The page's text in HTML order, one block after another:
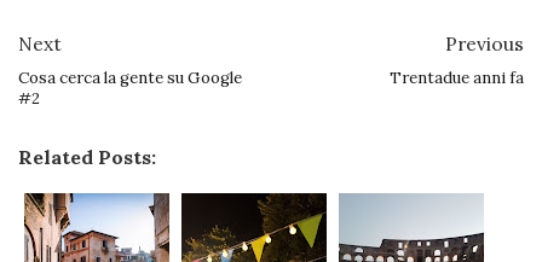
Next
Cosa cerca la gente su Google
#2
Previous
Trentadue anni fa
Related Posts: